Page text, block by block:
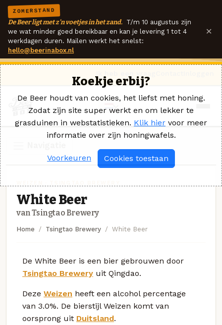
ZOMERSTAND
De Beer ligt met z'n voetjes in het zand. T/m 10 augustus zijn
we wat minder goed bereikbaar en kan je levering 1 tot 4
werkdagen duren. Mailen werkt het snelst:
hello@beerinabox.nl
×
White Beer
van Tsingtao Brewery
Home Tsingtao Brewery White Beer
De White Beer is een bier gebrouwen door
Tsingtao Brewery uit Qingdao.
Deze Weizen heeft een alcohol percentage
van 3.0%. De bierstijl Weizen komt van
oorsprong uit Duitsland.
Koekje erbij?
De Beer houdt van cookies, het liefst met honing.
Zodat zijn site super werkt en om lekker te
grasduinen in webstatistieken. Klik hier voor meer
informatie over zijn honingwafels.
Voorkeuren Cookies toestaan